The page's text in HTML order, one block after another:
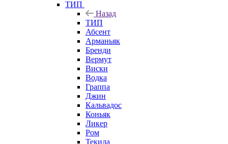
ТИП
Назад
ТИП
Абсент
Арманьяк
Бренди
Вермут
Виски
Водка
Граппа
Джин
Кальвадос
Коньяк
Ликер
Ром
Текила